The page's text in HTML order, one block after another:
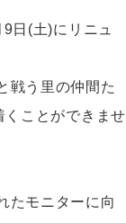
日(土)にリニュ
戦う里の仲間た
くことができませ
たモニターに向